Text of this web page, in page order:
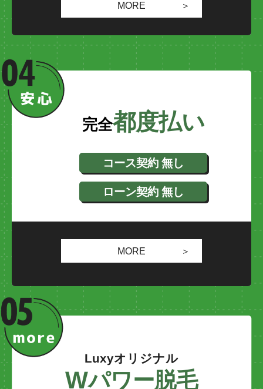
MORE
完全都度払い
コース契約 無し
ローン契約 無し
MORE
Luxyオリジナル
Wパワー脱毛